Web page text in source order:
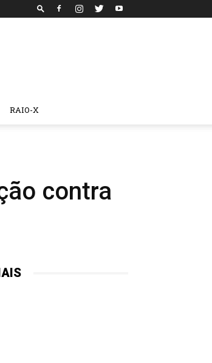
RAIO-X
contra